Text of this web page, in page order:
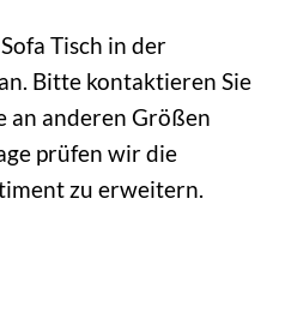
Tisch in der
Bitte kontaktieren Sie
an anderen Größen
prüfen wir die
zu erweitern.